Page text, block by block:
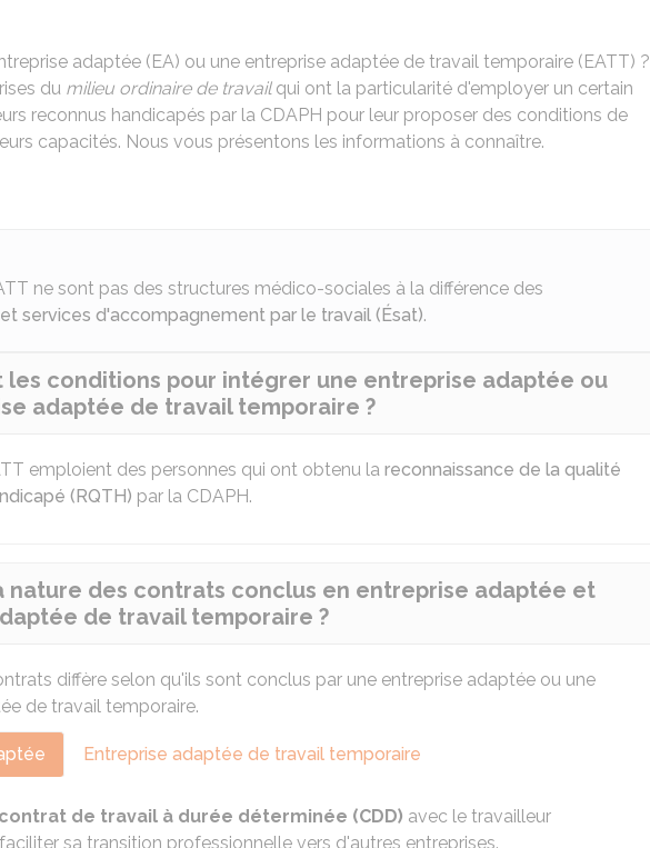
adaptée (EA) ou une entreprise adaptée de travail temporaire (EATT) ?
du milieu ordinaire de travailqui ont la particularité d'employer un certain
reconnus handicapés par la CDAPH pour leur proposer des conditions de
capacités. Nous vous présentons les informations à connaître.
ne sont pas des structures médico-sociales à la différence des
services d'accompagnement par le travail (Ésat).
les conditions pour intégrer une entreprise adaptée ou
adaptée de travail temporaire ?
emploient des personnes qui ont obtenu la reconnaissance de la qualité
(RQTH) par la CDAPH.
nature des contrats conclus en entreprise adaptée et
de travail temporaire ?
diffère selon qu'ils sont conclus par une entreprise adaptée ou une
de travail temporaire.
Entreprise adaptée de travail temporaire
contrat de travail à durée déterminée (CDD) avec le travailleur
sa transition professionnelle vers d'autres entreprises.